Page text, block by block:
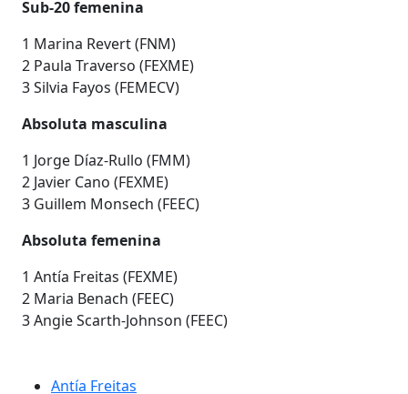
Sub-20 femenina
1 Marina Revert (FNM)
2 Paula Traverso (FEXME)
3 Silvia Fayos (FEMECV)
Absoluta masculina
1 Jorge Díaz-Rullo (FMM)
2 Javier Cano (FEXME)
3 Guillem Monsech (FEEC)
Absoluta femenina
1 Antía Freitas (FEXME)
2 Maria Benach (FEEC)
3 Angie Scarth-Johnson (FEEC)
Antía Freitas